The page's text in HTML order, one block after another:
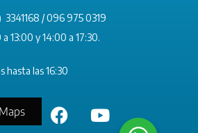
3341168 / 096 975 0319
13:00 y 14:00 a 17:30.
hasta las 16:30